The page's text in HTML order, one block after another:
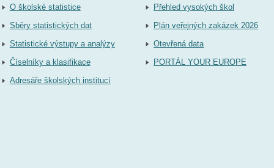
O školské statistice
Sběry statistických dat
Statistické výstupy a analýzy
Číselníky a klasifikace
Adresáře školských institucí
Přehled vysokých škol
Plán veřejných zakázek 2026
Otevřená data
PORTÁL YOUR EUROPE